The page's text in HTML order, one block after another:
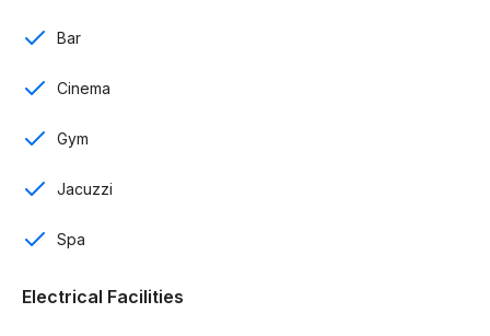
Cocina
Comedor
Amplias terrazas
Jacuzzi incluido
Completamente amueblados
Bar
Cinema
Gym
Jacuzzi
Spa
Electrical Facilities